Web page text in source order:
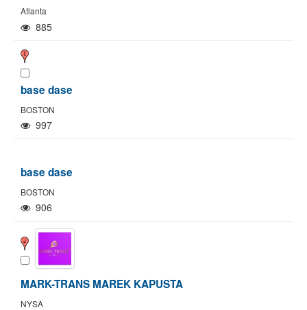
Atlanta
885
base dase
BOSTON
997
base dase
BOSTON
906
MARK-TRANS MAREK KAPUSTA
NYSA